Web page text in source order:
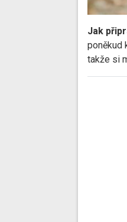
Jak
poněkud
takže si